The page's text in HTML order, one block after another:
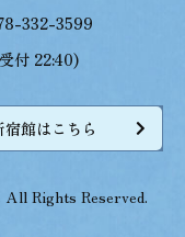
332-3599
付 22:40)
宿館はこちら
Rights Reserved.